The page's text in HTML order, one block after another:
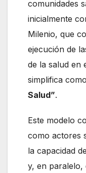
comunidades
inicialmente
Milenio, que
ejecución de
de la salud en
simplifica como
Salud”.
Este modelo
como actores
la capacidad
y, en paralelo,